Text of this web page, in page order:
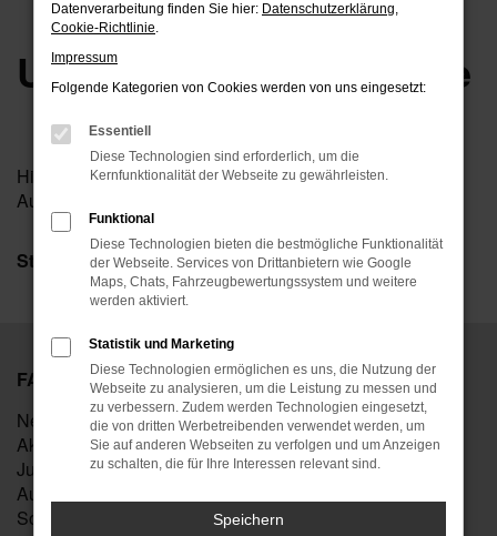
Unsere Stellenangebote
Hier finden Sie unsere aktuellen Stellenangebote und
Ausbildungsplätze.
Stellenangebote
FAHRZEUGMARKT
Neuwagen kaufen
Aktuelle Angebote
Junge Gebrauchte
Auto verkaufen
Sofort verfügbare Neuwagen
Datenverarbeitung finden Sie hier: Datenschutzerklärung,
Cookie-Richtlinie.
Impressum
Folgende Kategorien von Cookies werden von uns eingesetzt:
Essentiell
Diese Technologien sind erforderlich, um die
Kernfunktionalität der Webseite zu gewährleisten.
Funktional
Diese Technologien bieten die bestmögliche Funktionalität
der Webseite. Services von Drittanbietern wie Google
Maps, Chats, Fahrzeugbewertungssystem und weitere
werden aktiviert.
Statistik und Marketing
Diese Technologien ermöglichen es uns, die Nutzung der
Webseite zu analysieren, um die Leistung zu messen und
zu verbessern. Zudem werden Technologien eingesetzt,
die von dritten Werbetreibenden verwendet werden, um
Sie auf anderen Webseiten zu verfolgen und um Anzeigen
zu schalten, die für Ihre Interessen relevant sind.
Speichern